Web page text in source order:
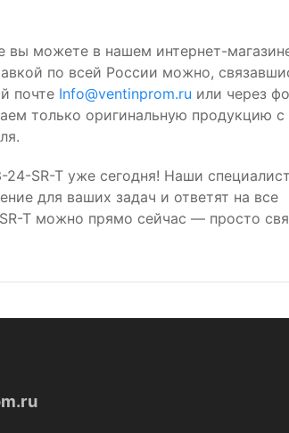
вы можете в нашем интернет-
по всей России можно,
почте Info@ventinprom.ru или через
только оригинальную продукцию с
SR-T уже сегодня! Наши
для ваших задач и ответят на все
T можно прямо сейчас — просто